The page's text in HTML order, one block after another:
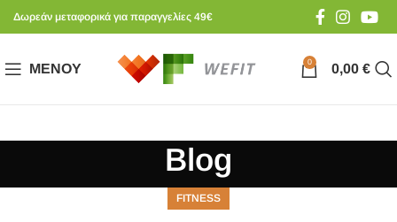
Δωρεάν μεταφορικά για παραγγελίες 49€
ΜΕΝΟΎ 0 0,00 €
Blog
FITNESS